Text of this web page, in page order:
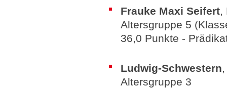
Frauke Maxi Seifert,
Altersgruppe 5
36,0 Punkte -
Ludwig-Schwestern,
Altersgruppe 3